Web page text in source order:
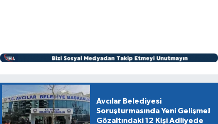
Avcılar Belediyesi
Soruşturmasında Yeni Gelişme!
Gözaltındaki 12 Kişi Adliyede